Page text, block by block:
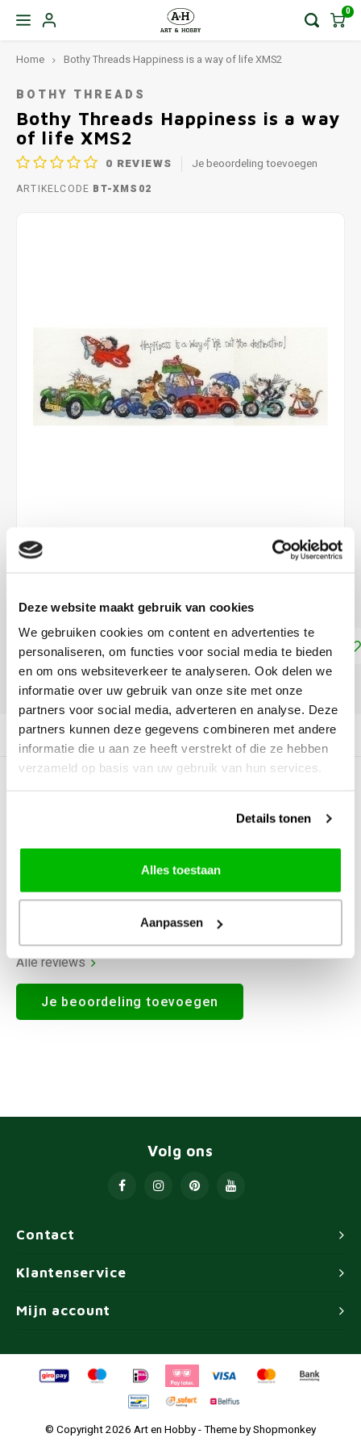
Deze website maakt gebruik van cookies
We gebruiken cookies om content en advertenties te
personaliseren, om functies voor social media te bieden
en om ons websiteverkeer te analyseren. Ook delen we
informatie over uw gebruik van onze site met onze
partners voor social media, adverteren en analyse. Deze
partners kunnen deze gegevens combineren met andere
informatie die u aan ze heeft verstrekt of die ze hebben
verzameld op basis van uw gebruik van hun services.
Details tonen
Alles toestaan
Aanpassen
0
Home Bothy Threads Happiness is a way of life XMS2
BOTHY THREADS
Bothy Threads Happiness is a way
of life XMS2
0 REVIEWS Je beoordeling toevoegen
ARTIKELCODE BT-XMS02
LEVERTIJD: CA. 1-3 WEKEN
Toevoegen aan winkelwagen
DELEN:
Productomschrijving
Alle reviews
Je beoordeling toevoegen
Contact
Volg ons
Klantenservice
Mijn account
© Copyright 2026 Art en Hobby - Theme byShopmonkey